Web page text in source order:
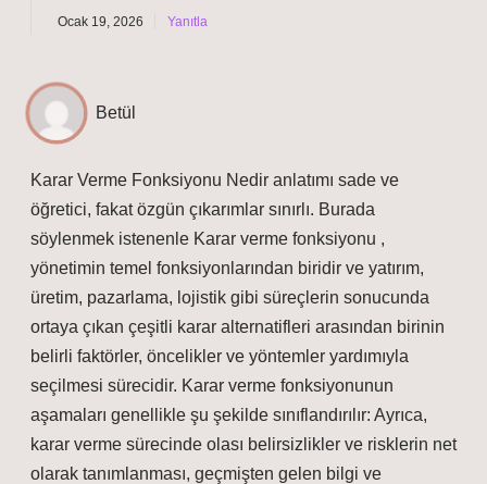
Ocak 19, 2026 Yanıtla
Betül
Karar Verme Fonksiyonu Nedir anlatımı sade ve
öğretici, fakat özgün çıkarımlar sınırlı. Burada
söylenmek istenenle Karar verme fonksiyonu ,
yönetimin temel fonksiyonlarından biridir ve yatırım,
üretim, pazarlama, lojistik gibi süreçlerin sonucunda
ortaya çıkan çeşitli karar alternatifleri arasından birinin
belirli faktörler, öncelikler ve yöntemler yardımıyla
seçilmesi sürecidir. Karar verme fonksiyonunun
aşamaları genellikle şu şekilde sınıflandırılır: Ayrıca,
karar verme sürecinde olası belirsizlikler ve risklerin net
olarak tanımlanması, geçmişten gelen bilgi ve